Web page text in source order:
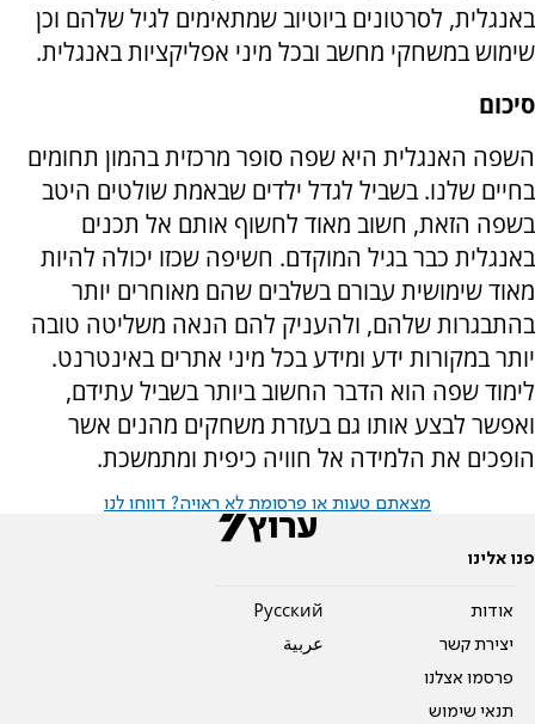
באנגלית, לסרטונים ביוטיוב שמתאימים לגיל שלהם וכן
שימוש במשחקי מחשב ובכל מיני אפליקציות באנגלית.
סיכום
השפה האנגלית היא שפה סופר מרכזית בהמון תחומים
בחיים שלנו. בשביל לגדל ילדים שבאמת שולטים היטב
בשפה הזאת, חשוב מאוד לחשוף אותם אל תכנים
באנגלית כבר בגיל המוקדם. חשיפה שכזו יכולה להיות
מאוד שימושית עבורם בשלבים שהם מאוחרים יותר
בהתבגרות שלהם, ולהעניק להם הנאה משליטה טובה
יותר במקורות ידע ומידע בכל מיני אתרים באינטרנט.
לימוד שפה הוא הדבר החשוב ביותר בשביל עתידם,
ואפשר לבצע אותו גם בעזרת משחקים מהנים אשר
הופכים את הלמידה אל חוויה כיפית ומתמשכת.
מצאתם טעות או פרסומת לא ראויה? דווחו לנו
פנו אלינו
אודות
יצירת קשר
פרסמו אצלנו
תנאי שימוש
Pусский
عربية